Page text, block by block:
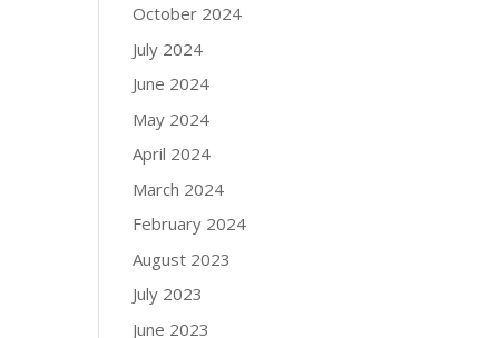
October 2024
July 2024
June 2024
May 2024
April 2024
March 2024
February 2024
August 2023
July 2023
June 2023